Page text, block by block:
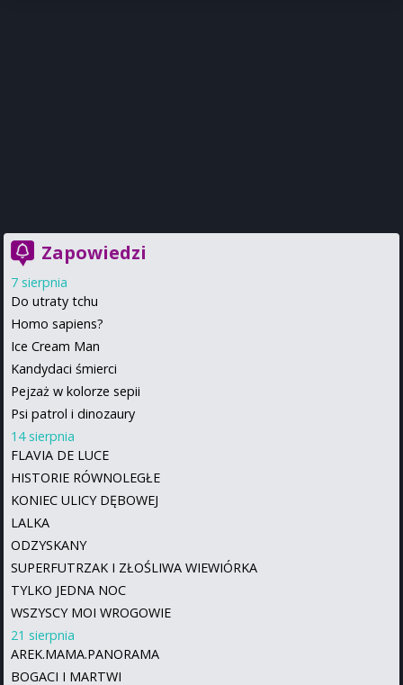
Zapowiedzi
7 sierpnia
Do utraty tchu
Homo sapiens?
Ice Cream Man
Kandydaci śmierci
Pejzaż w kolorze sepii
Psi patrol i dinozaury
14 sierpnia
FLAVIA DE LUCE
HISTORIE RÓWNOLEGŁE
KONIEC ULICY DĘBOWEJ
LALKA
ODZYSKANY
SUPERFUTRZAK I ZŁOŚLIWA WIEWIÓRKA
TYLKO JEDNA NOC
WSZYSCY MOI WROGOWIE
21 sierpnia
AREK.MAMA.PANORAMA
BOGACI I MARTWI